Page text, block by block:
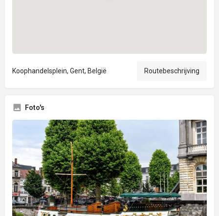
Koophandelsplein, Gent, België Routebeschrijving
Foto's